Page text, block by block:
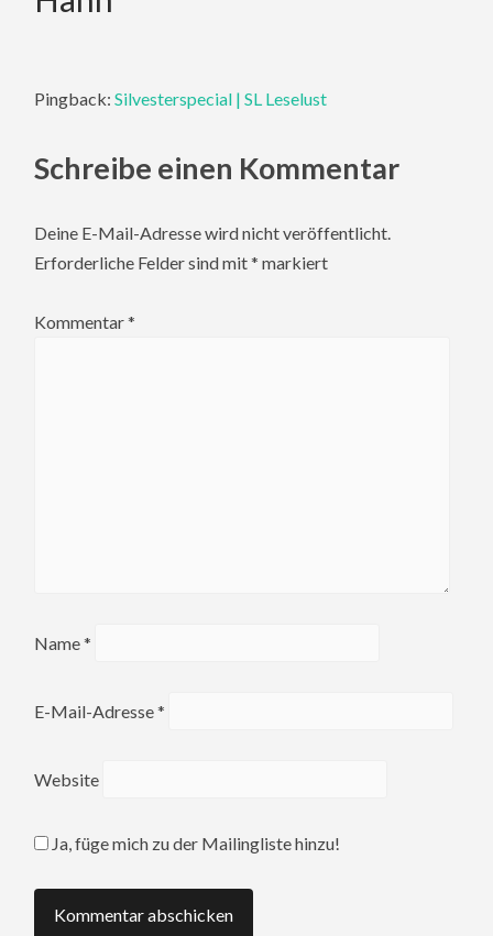
Pingback:Silvesterspecial | SL Leselust
Schreibe einen Kommentar
Deine E-Mail-Adresse wird nicht veröffentlicht.
Erforderliche Felder sind mit* markiert
Kommentar*
Name*
E-Mail-Adresse*
Website
Ja, füge mich zu der Mailingliste hinzu!